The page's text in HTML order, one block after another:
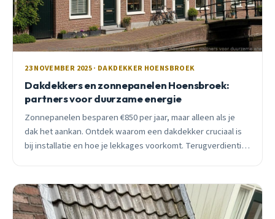
23 NOVEMBER 2025 · DAKDEKKER HOENSBROEK
Dakdekkers en zonnepanelen Hoensbroek:
partners voor duurzame energie
Zonnepanelen besparen €850 per jaar, maar alleen als je
dak het aankan. Ontdek waarom een dakdekker cruciaal is
bij installatie en hoe je lekkages voorkomt. Terugverdientijd